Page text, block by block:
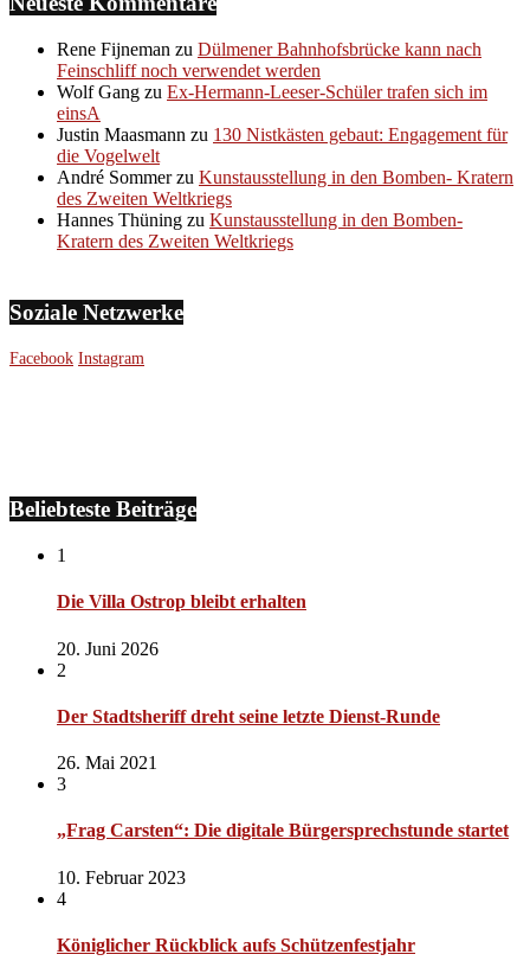
Rene Fijneman zu Dülmener Bahnhofsbrücke kann nach
Feinschliff noch verwendet werden
Wolf Gang zu Ex-Hermann-Leeser-Schüler trafen sich im
einsA
Justin Maasmann zu 130 Nistkästen gebaut: Engagement für
die Vogelwelt
André Sommerzu Kunstausstellung in den Bomben- Kratern
des Zweiten Weltkriegs
Hannes Thüning zu Kunstausstellung in den Bomben-
Kratern des Zweiten Weltkriegs
Soziale Netzwerke
Facebook Instagram
Beliebteste Beiträge
1
Die Villa Ostrop bleibt erhalten
20. Juni 2026
2
Der Stadtsheriff dreht seine letzte Dienst-Runde
26. Mai 2021
3
„Frag Carsten“: Die digitale Bürgersprechstunde startet
10. Februar 2023
4
Königlicher Rückblick aufs Schützenfestjahr